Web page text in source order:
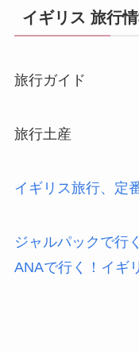
イギリス 旅行
旅行ガイド
旅行土産
イギリス旅行、定
ジャルパックで行
ANAで行く！イギ